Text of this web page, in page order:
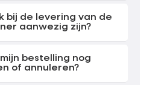
bij de levering van de
aanwezig zijn?
mijn bestelling nog
of annuleren?